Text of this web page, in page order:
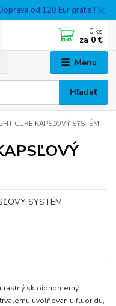
od 120 Eur gratis !
Menu
Hľadať
0 ks
za 0 €
CURE KAPSĽOVÝ SYSTÉM
skloionomerný
uvoľňovaniu fluoridu,